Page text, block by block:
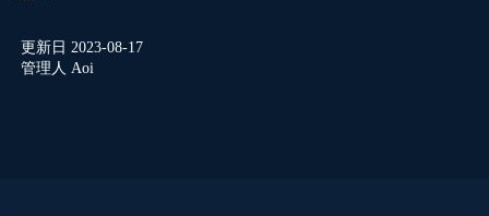
更新日 2023-08-17
管理人 Aoi